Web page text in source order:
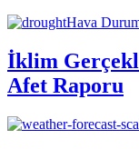
Hava
İklim
Afet Raporu